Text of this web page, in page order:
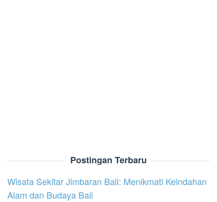
Postingan Terbaru
Wisata Sekitar Jimbaran Bali: Menikmati Keindahan
Alam dan Budaya Bali